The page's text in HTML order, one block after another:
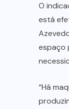
O
está
espaço
“Há